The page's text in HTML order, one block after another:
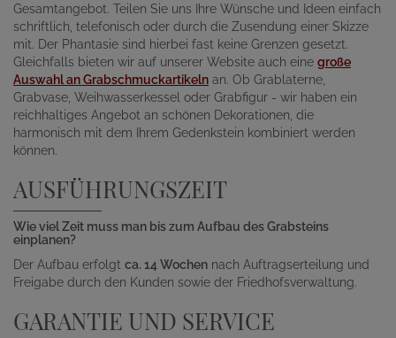
Gesamtangebot. Teilen Sie uns Ihre Wünsche und Ideen einfach
schriftlich, telefonisch oder durch die Zusendung einer Skizze
mit. Der Phantasie sind hierbei fast keine Grenzen gesetzt.
Gleichfalls bieten wir auf unserer Website auch eine große
Auswahl an Grabschmuckartikeln an. Ob Grablaterne,
Grabvase, Weihwasserkessel oder Grabfigur - wir haben ein
reichhaltiges Angebot an schönen Dekorationen, die
harmonisch mit dem Ihrem Gedenkstein kombiniert werden
können.
AUSFÜHRUNGSZEIT
Wie viel Zeit muss man bis zum Aufbau des Grabsteins
einplanen?
Der Aufbau erfolgt ca. 14 Wochen nach Auftragserteilung und
Freigabe durch den Kunden sowie der Friedhofsverwaltung.
GARANTIE UND SERVICE